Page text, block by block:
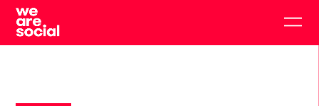
Skip
content